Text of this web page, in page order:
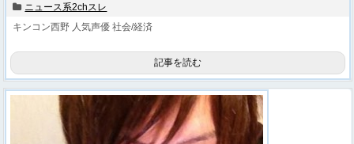
ニュース系2chスレ
キンコン西野 人気声優 社会/経済
記事を読む